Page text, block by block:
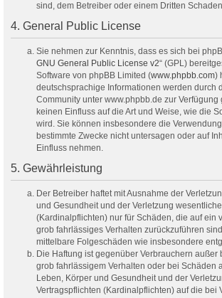
sind, dem Betreiber oder einem Dritten
4. General Public License
Sie nehmen zur Kenntnis, dass es sich bei
GNU General Public License v2“ (GPL)
Software von phpBB Limited (www.phpbb.com)
deutschsprachige Informationen werden durch
Community unter www.phpbb.de zur Verfügung
keinen Einfluss auf die Art und Weise, wie die
wird. Sie können insbesondere die
bestimmte Zwecke nicht untersagen oder auf
Einfluss nehmen.
5. Gewährleistung
Der Betreiber haftet mit Ausnahme der
und Gesundheit und der Verletzung
(Kardinalpflichten) nur für Schäden, die auf ein
grob fahrlässiges Verhalten zurückzuführen
mittelbare Folgeschäden wie insbesondere
Die Haftung ist gegenüber Verbrauchern außer
grob fahrlässigem Verhalten oder bei Schäden
Leben, Körper und Gesundheit und der
Vertragspflichten (Kardinalpflichten) auf die bei